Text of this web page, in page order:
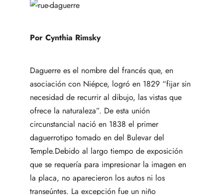
Por Cynthia Rimsky
Daguerre es el nombre del francés que, en
asociación con Niépce, logró en 1829 “fijar sin
necesidad de recurrir al dibujo, las vistas que
ofrece la naturaleza”. De esta unión
circunstancial nació en 1838 el primer
daguerrotipo tomado en del Bulevar del
Temple.Debido al largo tiempo de exposición
que se requería para impresionar la imagen en
la placa, no aparecieron los autos ni los
transeúntes. La excepción fue un niño